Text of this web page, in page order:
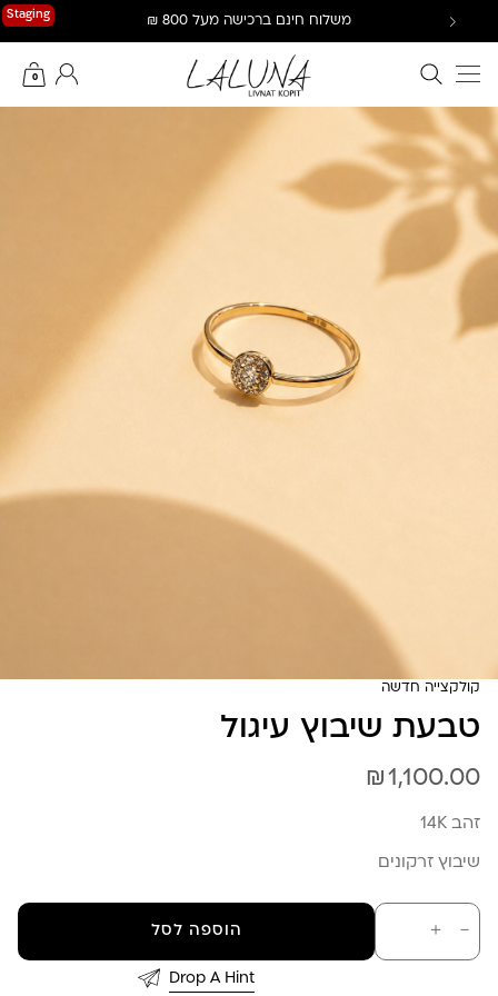
Staging משלוח חינם ברכישה מעל 800 ₪
חיפוש באתר
0
החשבון שלי
קולקצייה חדשה
טבעת שיבוץ עיגול
₪1,100.00
זהב 14K
שיבוץ זרקונים
－
כמות
של
טבעת
＋ הוספה לסל
Drop A Hint